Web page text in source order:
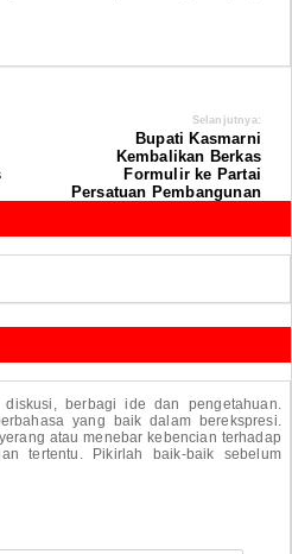
Selanjutnya:
Bupati Kasmarni
Kembalikan Berkas
Formulir ke Partai
Persatuan Pembangunan
berbagi ide dan pengetahuan.
yang baik dalam berekspresi.
atau menebar kebencian terhadap
tertentu. Pikirlah baik-baik sebelum